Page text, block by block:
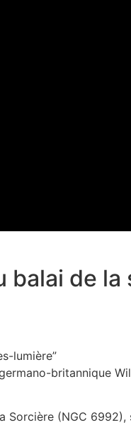
balai de la
lumière”
britannique
Sorcière (NGC 6992),